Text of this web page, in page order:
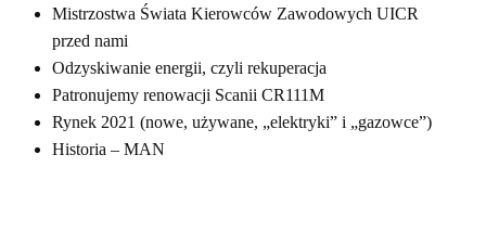
Mistrzostwa Świata Kierowców Zawodowych UICR
przed nami
Odzyskiwanie energii, czyli rekuperacja
Patronujemy renowacji Scanii CR111M
Rynek 2021 (nowe, używane, „elektryki” i „gazowce”)
Historia – MAN